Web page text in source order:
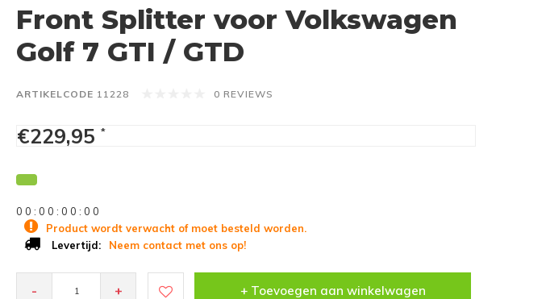
Front Splitter voor Volkswagen
Golf 7 GTI / GTD
ARTIKELCODE 11228 0 REVIEWS
€229,95 *
0 0 : 0 0 : 0 0 : 0 0
Product wordt verwacht of moet besteld worden.
Levertijd:
Neem contact met ons op!
- + + Toevoegen aan winkelwagen